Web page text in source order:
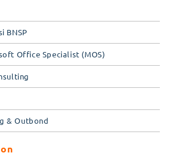
BNSP
Office Specialist (MOS)
& Outbond